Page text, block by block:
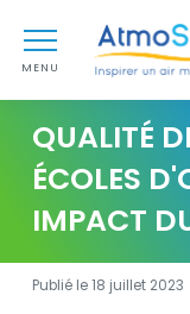
Aller au premier
Aller à la recherche
MENU
AtmoSud
QUALITÉ
ÉCOLES
IMPACT
Publié le 18 juillet 2023